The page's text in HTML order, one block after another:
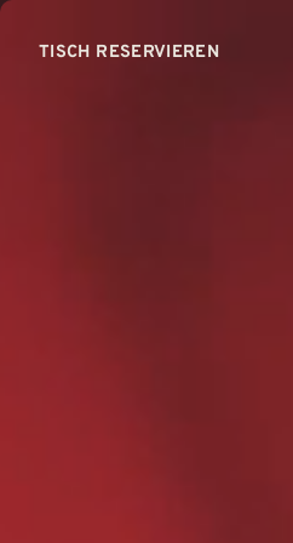
TISCH RESERVIEREN